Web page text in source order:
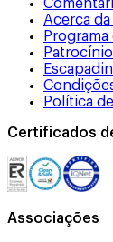
Acerca
Política
Certificados
Associações